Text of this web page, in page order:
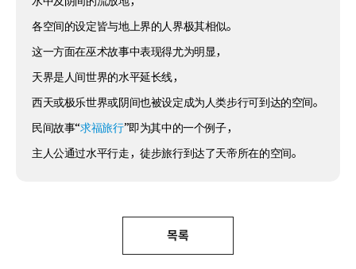
各空间的设定皆与地上界的人界极其相似。
这一方面在巫术故事中表现得尤为明显，
天界是人间世界的水平延长线，
西天或极乐世界或阴间也被设定成为人类步行可到达的空间。
民间故事“求福旅行”即为其中的一个例子，
主人公通过水平行走，徒步旅行到达了天帝所在的空间。
목록